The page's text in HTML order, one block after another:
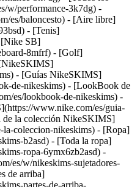
w/performance-3k7dg) -
es/baloncesto) - [Aire libre]
- [Tenis]
[Nike SB]
8mfrf) - [Golf]
- [Guías NikeSKIMS]
de-nikeskims) - [LookBook de
es/lookbook-de-nikeskims) -
www.nike.com/es/guia-
de la colección NikeSKIMS]
coleccion-nikeskims) - [Ropa]
b2asd) - [Toda la ropa]
ropa-6ymx6zb2asd) -
es/w/nikeskims-sujetadores-
de arriba]
partes-de-arriba-